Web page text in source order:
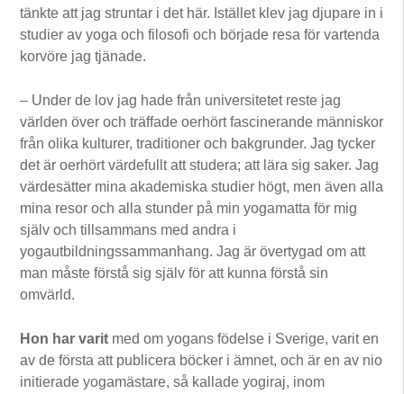
tänkte att jag struntar i det här. Istället klev jag djupare in i
studier av yoga och filosofi och började resa för vartenda
korvöre jag tjänade.
– Under de lov jag hade från universitetet reste jag
världen över och träffade oerhört fascinerande människor
från olika kulturer, traditioner och bakgrunder. Jag tycker
det är oerhört värdefullt att studera; att lära sig saker. Jag
värdesätter mina akademiska studier högt, men även alla
mina resor och alla stunder på min yogamatta för mig
själv och tillsammans med andra i
yogautbildningssammanhang. Jag är övertygad om att
man måste förstå sig själv för att kunna förstå sin
omvärld.
Hon har varit med om yogans födelse i Sverige, varit en
av de första att publicera böcker i ämnet, och är en av nio
initierade yogamästare, så kallade yogiraj, inom